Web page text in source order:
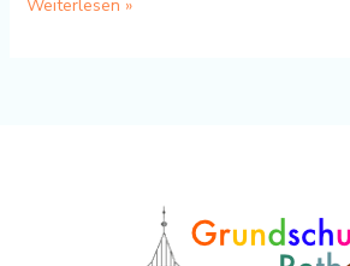
Weiterlesen »